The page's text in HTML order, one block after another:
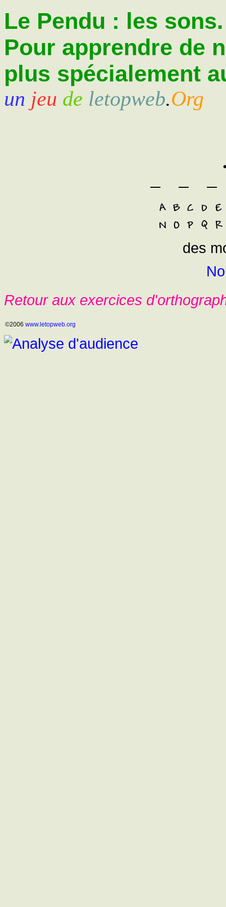
Le Pendu : les sons.
Pour apprendre de
plus spécialement
un jeu de letopweb.Org
des
Retour aux exercices
©2006 www.letopweb.org